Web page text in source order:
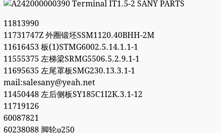
11813990
11731747Z 外圈锻坯SSM1120.40BHH-2M
11616453 板(1)STMG6002.5.14.1.1-1
11555375 左梯梁SRMG5506.5.2.9.1-1
11695635 左尾罩板SMG230.13.3.1-1
mail:salesany@yeah.net
11450448 左后侧板SY185C1I2K.3.1-12
11719126
60087821
60238088 脚轮φ250